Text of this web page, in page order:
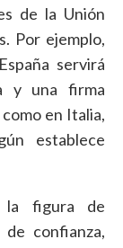
de la Unión
Por ejemplo,
servirá
y una firma
en Italia,
establece
la figura de
confianza,